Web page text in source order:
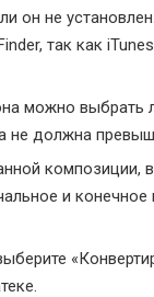
он не
так как
можно
не должна
композиции,
и